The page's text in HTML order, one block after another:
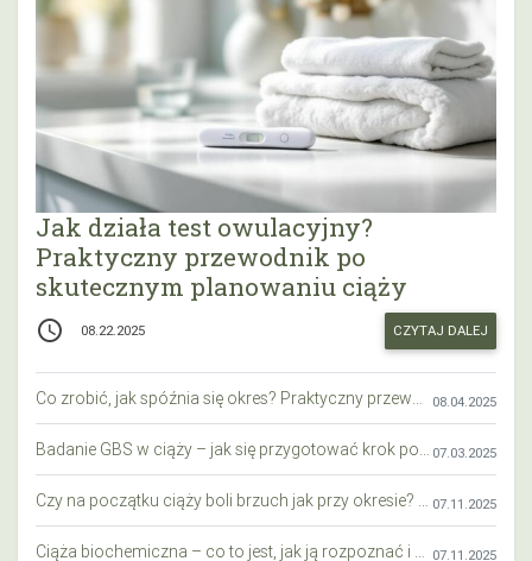
Jak działa test owulacyjny?
Praktyczny przewodnik po
skutecznym planowaniu ciąży
access_time 08.22.2025 CZYTAJ DALEJ
08.04.2025
07.03.2025
07.11.2025
07.11.2025